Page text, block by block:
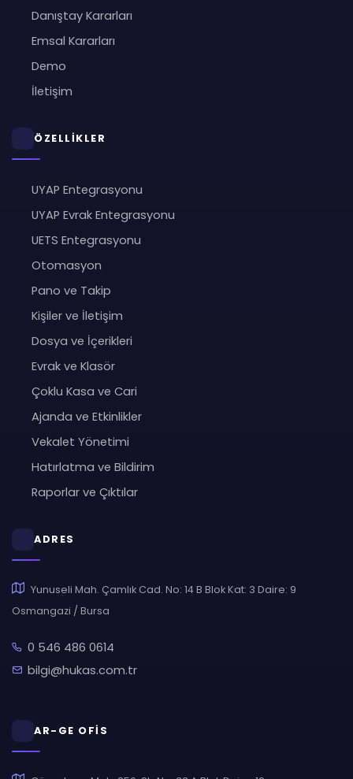
Danıştay Kararları
Emsal Kararları
Demo
İletişim
ÖZELLİKLER
UYAP Entegrasyonu
UYAP Evrak Entegrasyonu
UETS Entegrasyonu
Otomasyon
Pano ve Takip
Kişiler ve İletişim
Dosya ve İçerikleri
Evrak ve Klasör
Çoklu Kasa ve Cari
Ajanda ve Etkinlikler
Vekalet Yönetimi
Hatırlatma ve Bildirim
Raporlar ve Çıktılar
ADRES
Yunuseli Mah. Çamlık Cad. No: 14 B Blok Kat: 3 Daire: 9
Osmangazi / Bursa
0 546 486 0614
bilgi@hukas.com.tr
AR-GE OFİS